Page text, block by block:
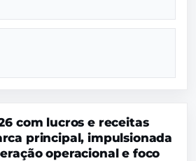
com lucros e receitas
principal, impulsionada
operacional e foco